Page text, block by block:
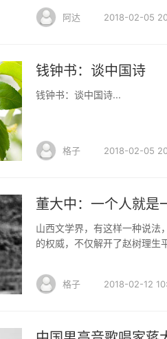
药60年·60人” 、“中国医药行
药经济年度十大人物”。 绿叶
阿达 2018-02-05
钱钟书：谈中国诗
钱钟书：谈中国诗...
格子 2018-02-05
董大中：一个人就是
山西文学界，有这样一种说法
的权威，不仅解开了赵树理生
的一个代表性观点；同时，他
颇，肯定了“狂飙社”和高长虹
格子 2018-02-12